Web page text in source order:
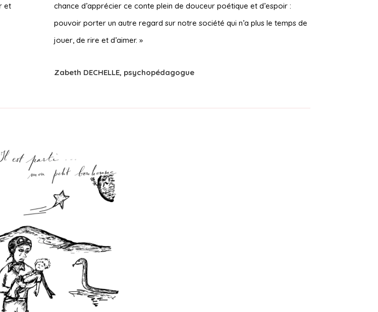
et
chance d’apprécier ce conte plein de douceur poétique et d’espoir :
pouvoir porter un autre regard sur notre société qui n’a plus le temps de
jouer, de rire et d’aimer. »
Zabeth DECHELLE, psychopédagogue